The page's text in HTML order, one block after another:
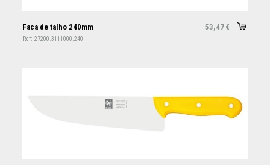
Faca de talho 240mm 53,47 €
Ref: 27200.3111000.240